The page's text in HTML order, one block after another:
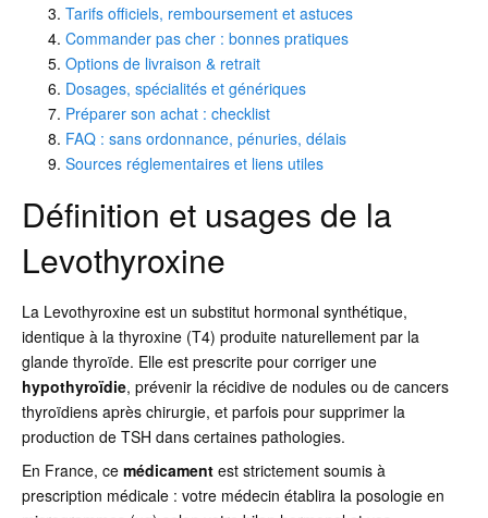
Tarifs officiels, remboursement et astuces
Commander pas cher : bonnes pratiques
Options de livraison & retrait
Dosages, spécialités et génériques
Préparer son achat : checklist
FAQ : sans ordonnance, pénuries, délais
Sources réglementaires et liens utiles
Définition et usages de la
Levothyroxine
La Levothyroxine est un substitut hormonal synthétique,
identique à la thyroxine (T4) produite naturellement par la
glande thyroïde. Elle est prescrite pour corriger une
hypothyroïdie, prévenir la récidive de nodules ou de cancers
thyroïdiens après chirurgie, et parfois pour supprimer la
production de TSH dans certaines pathologies.
En France, ce médicament est strictement soumis à
prescription médicale : votre médecin établira la posologie en